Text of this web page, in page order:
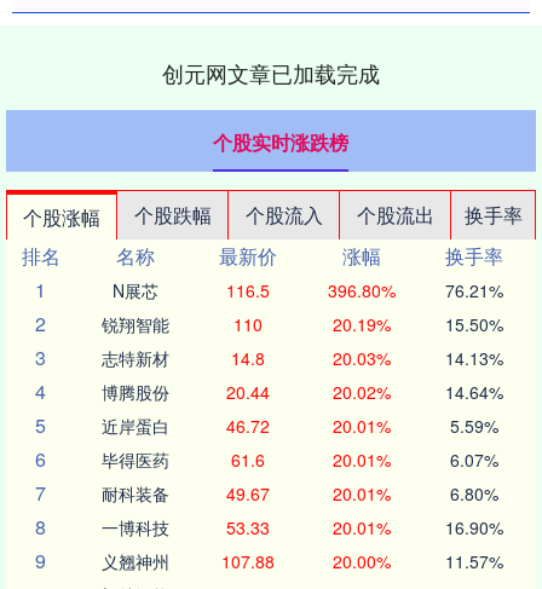
创元网文章已加载完成
个股实时涨跌榜
个股涨幅 个股跌幅 个股流入 个股流出
换手率
排名
名称 最新价 涨幅
换手率
1
N展芯 116.5 396.80% 76.21%
2 锐翔智能 110 20.19% 15.50%
3 志特新材 14.8 20.03% 14.13%
4 博腾股份 20.44 20.02% 14.64%
5 近岸蛋白 46.72 20.01% 5.59%
6 毕得医药 61.6 20.01% 6.07%
7 耐科装备 49.67 20.01% 6.80%
8 一博科技 53.33 20.01% 16.90%
9 义翘神州 107.88 20.00% 11.57%